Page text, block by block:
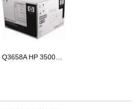
Q3658A HP 3500转印组件 HP3700转印单元